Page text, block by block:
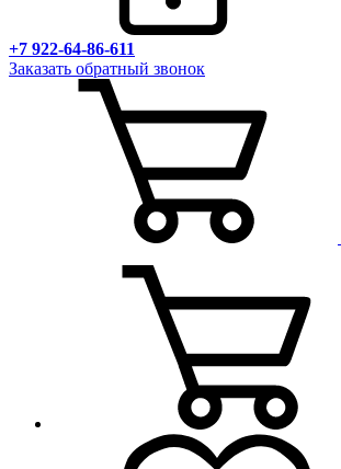
+7 922-64-86-611
Заказать обратный звонок